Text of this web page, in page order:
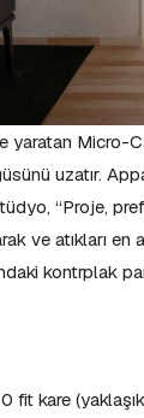
yaratan
uzatır.
“Proje,
ve atıkları en
kontrplak
fit kare